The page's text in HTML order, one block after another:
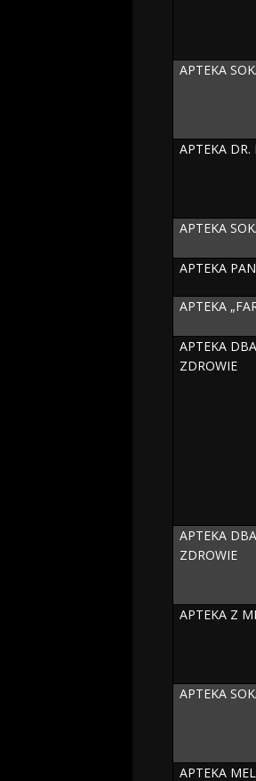
APTEKA
APTEKA DR.
APTEKA
APTEKA
APTEKA
APTEKA
ZDROWIE
APTEKA
ZDROWIE
APTEKA Z
APTEKA
APTEKA